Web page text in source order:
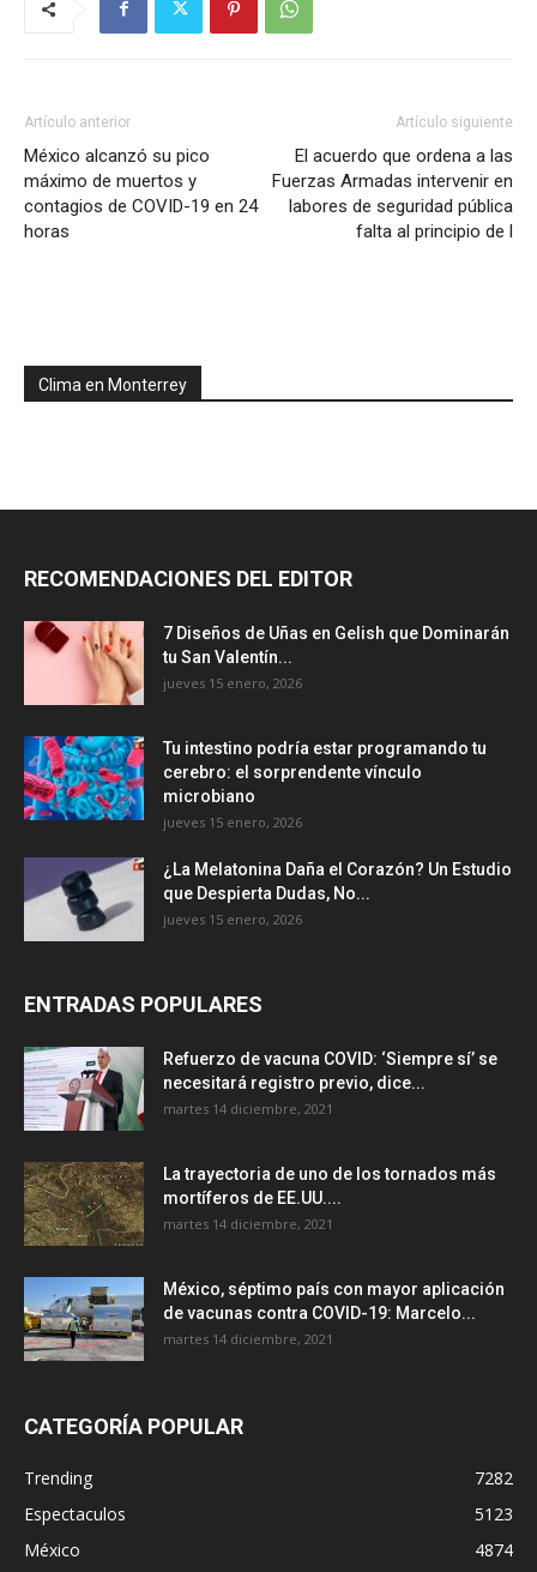
Artículo anterior
México alcanzó su pico
máximo de muertos y
contagios de COVID-19 en 24
horas
Artículo siguiente
El acuerdo que ordena a las
Fuerzas Armadas intervenir en
labores de seguridad pública
falta al principio de l
Clima en Monterrey
RECOMENDACIONES DEL EDITOR
7 Diseños de Uñas en Gelish que Dominarán
tu San Valentín...
jueves 15 enero, 2026
Tu intestino podría estar programando tu
cerebro: el sorprendente vínculo
microbiano
jueves 15 enero, 2026
¿La Melatonina Daña el Corazón? Un Estudio
que Despierta Dudas, No...
jueves 15 enero, 2026
ENTRADAS POPULARES
Refuerzo de vacuna COVID: ‘Siempre sí’ se
necesitará registro previo, dice...
martes 14 diciembre, 2021
La trayectoria de uno de los tornados más
mortíferos de EE.UU....
martes 14 diciembre, 2021
México, séptimo país con mayor aplicación
de vacunas contra COVID-19: Marcelo...
martes 14 diciembre, 2021
CATEGORÍA POPULAR
Trending
7282
Espectaculos
5123
México
4874